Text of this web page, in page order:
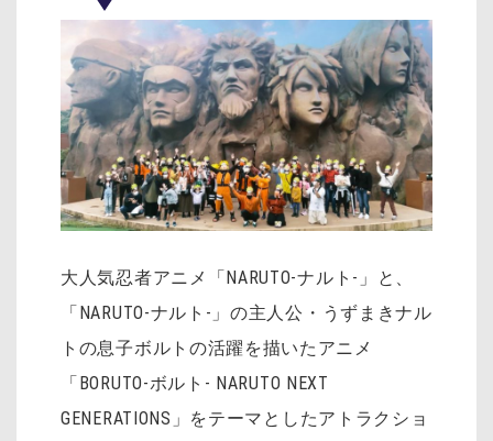
大人気忍者アニメ「NARUTO-ナルト-」と、
「NARUTO-ナルト-」の主人公・うずまきナル
トの息子ボルトの活躍を描いたアニメ
「BORUTO-ボルト- NARUTO NEXT
GENERATIONS」をテーマとしたアトラクショ